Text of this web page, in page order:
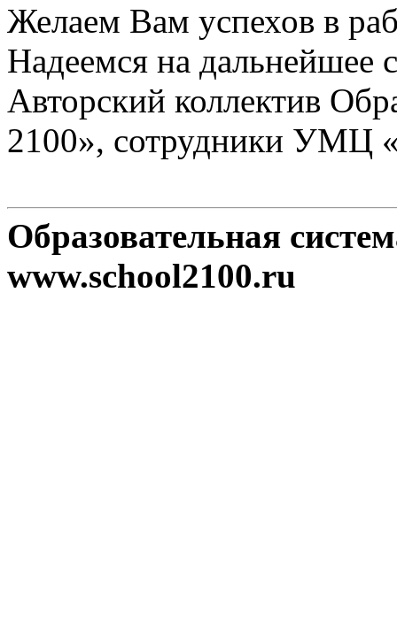
Желаем Вам успехов в
Надеемся на дальнейшее
Авторский коллектив
2100», сотрудники УМЦ
Образовательная
www.school2100.ru